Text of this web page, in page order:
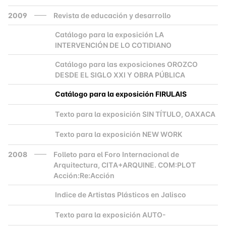
2009 Revista de educación y desarrollo
Catálogo para la exposición LA
INTERVENCIÓN DE LO COTIDIANO
Catálogo para las exposiciones OROZCO
DESDE EL SIGLO XXI Y OBRA PÚBLICA
Catálogo para la exposición FIRULAIS
Texto para la exposición SIN TÍTULO, OAXACA
Texto para la exposición NEW WORK
2008
Folleto para el Foro Internacional de
Arquitectura, CITA+ARQUINE. COM:PLOT
Acción:Re:Acción
Indice de Artistas Plásticos en Jalisco
Texto para la exposición AUTO-